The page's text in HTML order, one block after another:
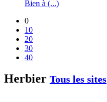
Bien à (...)
0
10
20
30
40
Herbier Tous les sites